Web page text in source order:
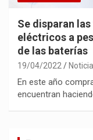
Se disparan
eléctricos a
de las baterías
19/04/2022
En este año
encuentran